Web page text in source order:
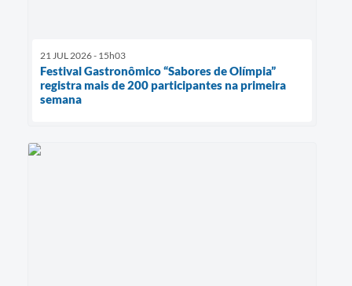
21 JUL 2026 - 15h03
Festival Gastronômico “Sabores de Olímpia”
registra mais de 200 participantes na primeira
semana